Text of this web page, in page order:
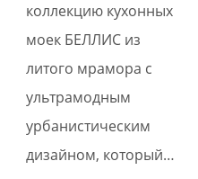
коллекцию кухонных
моек БЕЛЛИС из
литого мрамора с
ультрамодным
урбанистическим
дизайном, который…